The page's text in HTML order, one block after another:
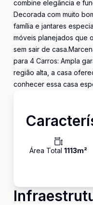
combine elegância e
Decorada com muito
família e jantares
móveis planejados que
sem sair de
para 4 Carros: Ampla
região alta, a casa
conhecer essa casa
Área Total 1113m²